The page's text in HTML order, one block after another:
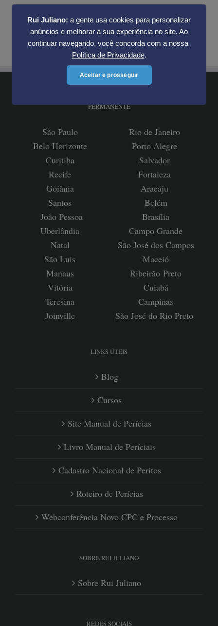
Rui Juliano: a gente usa cookies para personalizar
anúncios e melhorar a sua experiência no site. Ao
continuar navegando, você concorda com a nossa
Política de Privacidade.
Aceitar e prosseguir
PERMANENTE
São Paulo
Rio de Janeiro
Belo Horizonte
Porto Alegre
Curitiba
Salvador
Recife
Fortaleza
Goiânia
Aracaju
Santos
Belém
João Pessoa
Brasília
Uberlândia
Campo Grande
Natal
São José dos Campos
São Luis
Maceió
Manaus
Ribeirão Preto
Vitória
Cuiabá
Teresina
Campinas
Joinville
São José do Rio Preto
LINKS ÚTEIS
Blog
Cursos
Site Manual de Perícias
Livro Manual de Períciais
Cadastro Nacional de Peritos
Roteiro de Perícias
Webconferência Novo CPC e Processo
SOBRE RUI JULIANO
Sobre Rui Juliano
REDES SOCIAIS